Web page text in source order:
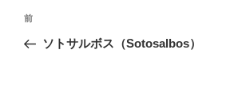
投
ナ
前
の
前
ソトサルボス（Sotosalbos）